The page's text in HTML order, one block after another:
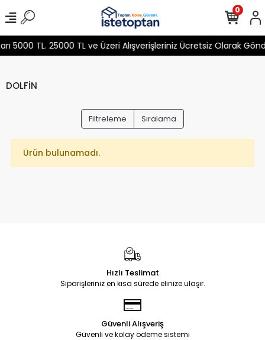
5000 TL. 25000 TL ve Üzeri Alışverişleriniz Ücretsiz Olarak
0
DOLFİN
Filtreleme Sıralama
Ürün bulunamadı.
Hızlı Teslimat
Siparişleriniz en kısa sürede elinize ulaşır.
Güvenli Alışveriş
Güvenli ve kolay ödeme sistemi